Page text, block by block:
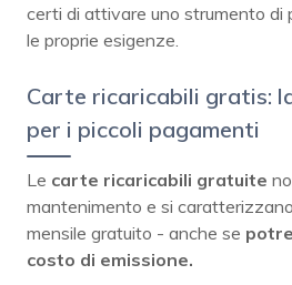
certi di attivare uno strumento di
le proprie esigenze.
Carte ricaricabili gratis:
per i piccoli pagamenti
Le carte ricaricabili gratuite
mantenimento e si
mensile gratuito - anche se
costo di emissione.